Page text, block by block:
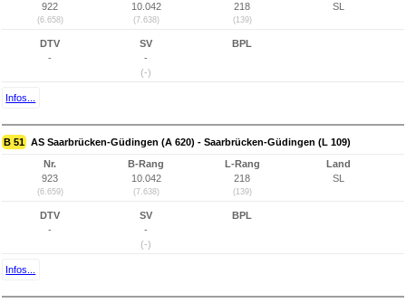
922
(6.658)
10.042
(7.638)
218
(139)
SL
DTV
-
SV
-
(-)
BPL
Infos...
B 51 AS Saarbrücken-Güdingen (A 620) - Saarbrücken-Güdingen (L 109)
Nr.
923
(6.659)
B-Rang
10.042
(7.638)
L-Rang
218
(139)
Land
SL
DTV
-
SV
-
(-)
BPL
Infos...